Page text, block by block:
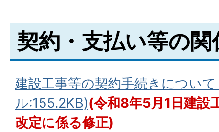
契約・支払い等の関
建設工事等の契約手続きについ
ル:155.2KB)(令和8年5月1日建設
改定に係る修正)